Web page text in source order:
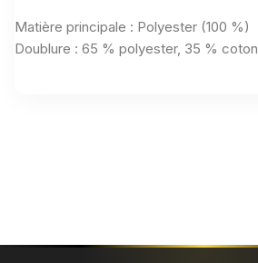
Matière principale : Polyester (100 %)
Doublure : 65 % polyester, 35 % coton